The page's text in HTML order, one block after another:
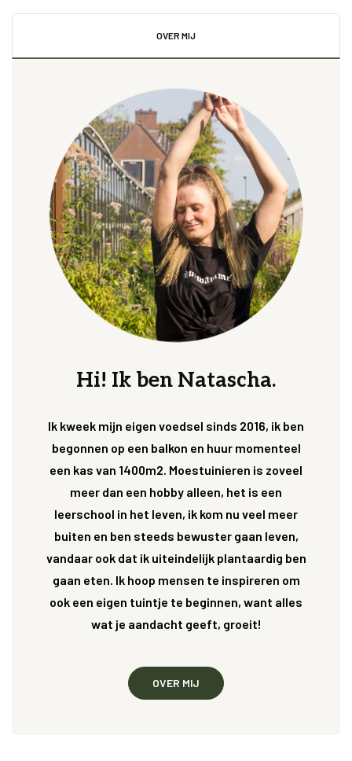
OVER MIJ
Hi! Ik ben Natascha.
Ik kweek mijn eigen voedsel sinds 2016, ik ben
begonnen op een balkon en huur momenteel
een kas van 1400m2. Moestuinieren is zoveel
meer dan een hobby alleen, het is een
leerschool in het leven, ik kom nu veel meer
buiten en ben steeds bewuster gaan leven,
vandaar ook dat ik uiteindelijk plantaardig ben
gaan eten. Ik hoop mensen te inspireren om
ook een eigen tuintje te beginnen, want alles
wat je aandacht geeft, groeit!
OVER MIJ